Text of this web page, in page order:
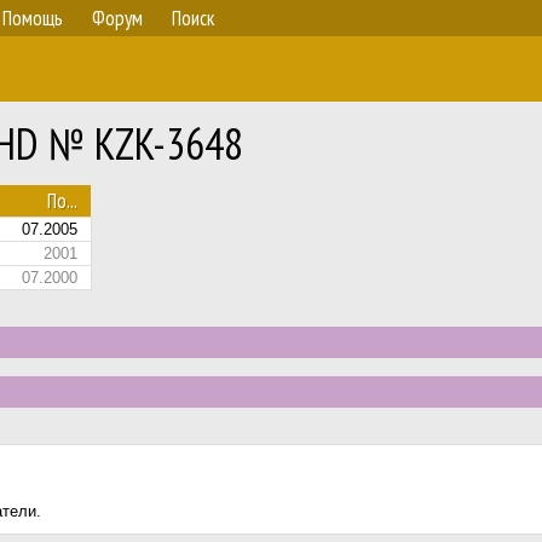
Помощь Форум Поиск
№ KZK-3648
По...
07.2005
2001
07.2000